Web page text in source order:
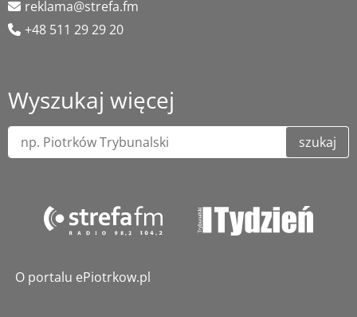
reklama@strefa.fm
+48 511 29 29 20
Wyszukaj więcej
szukaj
O portalu ePiotrkow.pl